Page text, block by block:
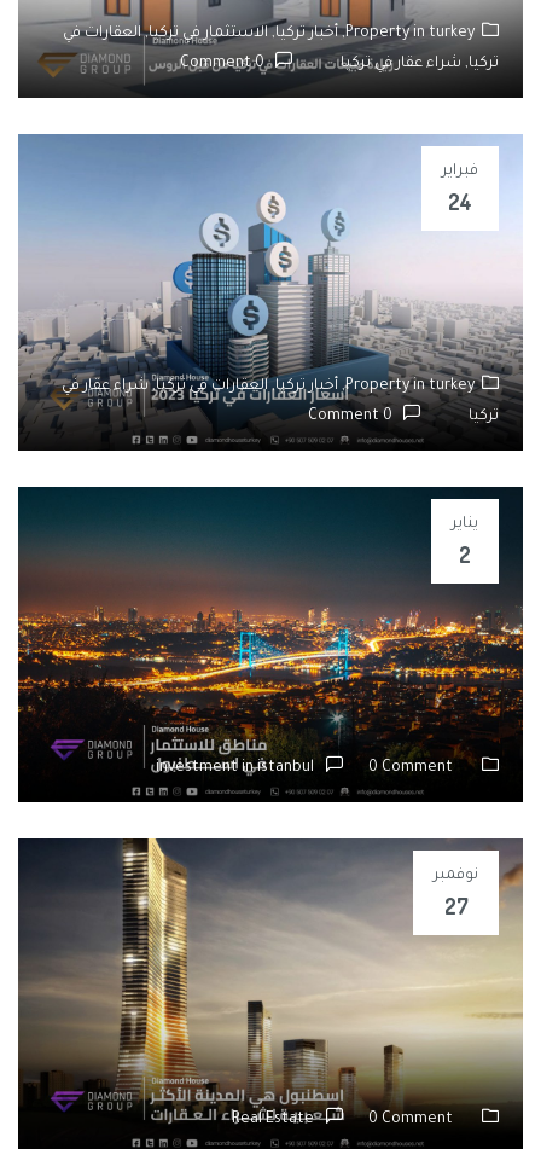
Property in turkey, أخبار تركيا, الاستثمار في تركيا,العقارات في
تركيا, شراء عقار في تركيا 0 Comment
فبراير
24
أسعار العقارات في تركيا 2023
Property in turkey, أخبار تركيا, العقارات في تركيا,شراء عقار في
تركيا
يناير
2
مناطق للاستثمار في اسطنبول
investment in istanbul 0 Comment
نوفمبر
27
اسطنبول هي المدينة الأكثر شعبية لشراء
العقارات
Real Estate 0 Comment